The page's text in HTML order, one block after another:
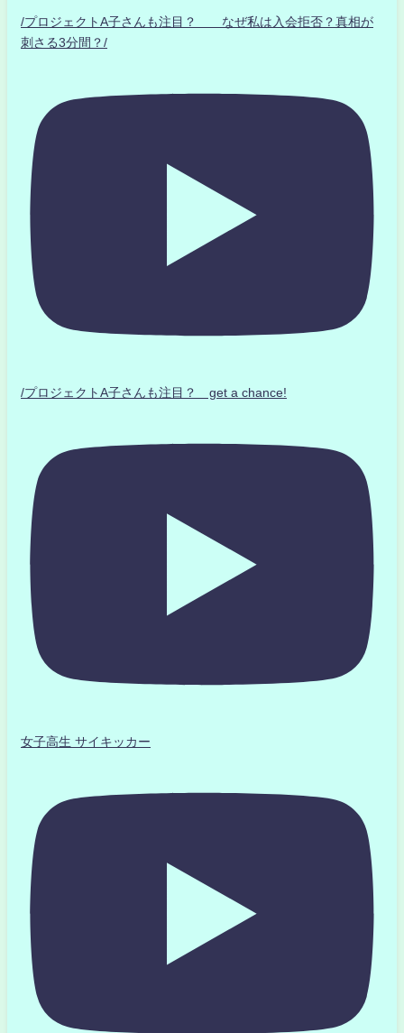
/プロジェクトA子さんも注目？ なぜ私は入会拒否？真相が
刺さる3分間？/
/プロジェクトA子さんも注目？ get a chance!
女子高生 サイキッカー